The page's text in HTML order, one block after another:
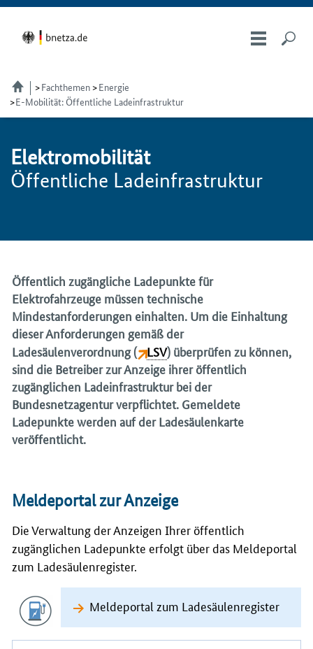
Fachthemen
Energie
E-Mobilität: Öffentliche Ladeinfrastruktur
Elek­tro­mo­bi­li­tät
Öffentliche Ladeinfrastruktur
Öffentlich zugängliche Ladepunkte für
Elektrofahrzeuge müssen technische
Mindestanforderungen einhalten. Um die Einhaltung
dieser Anforderungen gemäß der
Ladesäulenverordnung ( LSV) überprüfen zu können,
sind die Betreiber zur Anzeige ihrer öffentlich
zugänglichen Ladeinfrastruktur bei der
Bundesnetzagentur verpflichtet. Gemeldete
Ladepunkte werden auf der Ladesäulenkarte
veröffentlicht.
Meldeportal zur Anzeige
Die Verwaltung der Anzeigen Ihrer öffentlich
zugänglichen Ladepunkte erfolgt über das Meldeportal
zum Ladesäulenregister.
Meldeportal zum Ladesäulenregister